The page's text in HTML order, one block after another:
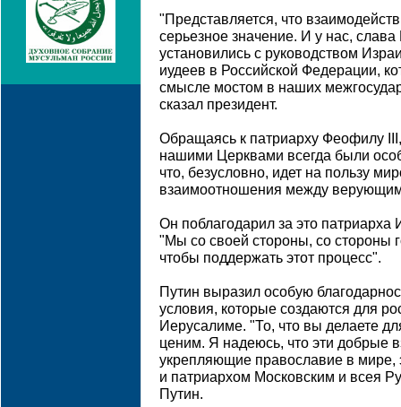
"Представляется, что
серьезное значение. И у нас,
установились с руководством
иудеев в Российской Федерации,
смысле мостом в наших
сказал президент.
Обращаясь к патриарху Феофилу
нашими Церквами всегда были
что, безусловно, идет на пользу
взаимоотношения между
Он поблагодарил за это
"Мы со своей стороны, со стороны
чтобы поддержать этот процесс".
Путин выразил особую
условия, которые создаются для
Иерусалиме. "То, что вы делаете
ценим. Я надеюсь, что эти добрые
укрепляющие православие в мире,
и патриархом Московским и всея
Путин.